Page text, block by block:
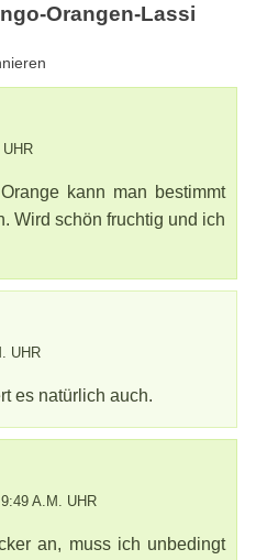
Orangen-Lassi
kann man bestimmt
Wird schön fruchtig und ich
UHR
es natürlich auch.
A.M. UHR
an, muss ich unbedingt